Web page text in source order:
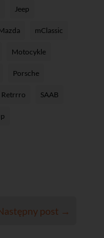
Jeep
mClassic
Motocykle
Porsche
Retrrro SAAB
post →